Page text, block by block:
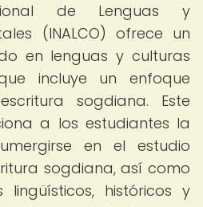
de Lenguas y
(INALCO) ofrece un
en lenguas y culturas
incluye un enfoque
sogdiana. Este
a los estudiantes la
en el estudio
sogdiana, así como
históricos y